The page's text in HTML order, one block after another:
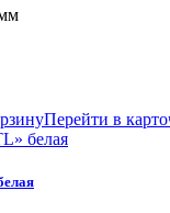
Перейти в